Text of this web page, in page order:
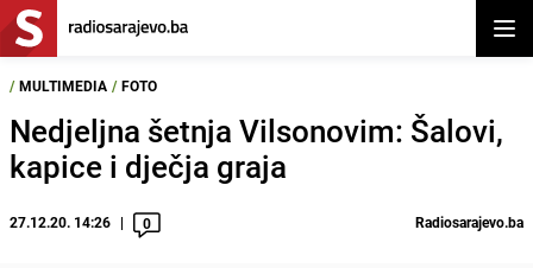
/ MULTIMEDIA / FOTO
Nedjeljna šetnja Vilsonovim: Šalovi,
kapice i dječja graja
27.12.20. 14:26 0 Radiosarajevo.ba